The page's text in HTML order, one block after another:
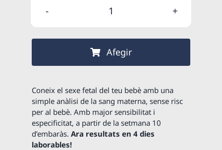
original
actual
quantitat
-
de
Sexe
Fetal
Afegir
Coneix el sexe fetal del teu bebè amb una
simple anàlisi de la sang materna, sense risc
per al bebè. Amb major sensibilitat i
especificitat, a partir de la setmana 10
d’embaràs. Ara resultats en 4 dies
laborables!